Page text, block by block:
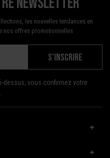
les nouvelles tendances en
nos offres promotionnelles
S'INSCRIRE
dessus, vous confirmez votre